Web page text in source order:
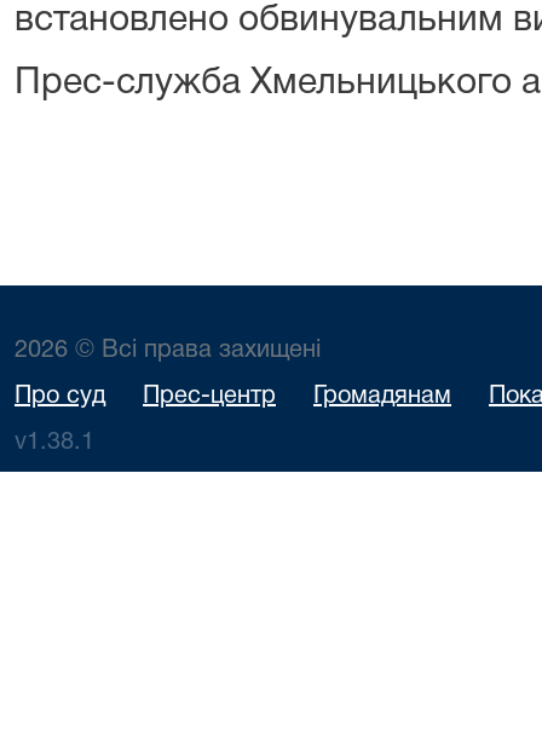
встановлено обвинувальним
Прес-служба Хмельницького
2026 © Всі права захищені
Про суд Прес-центр Громадянам
v1.38.1